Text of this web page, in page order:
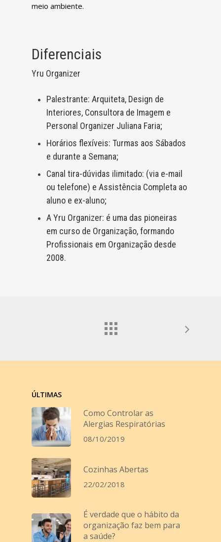
meio ambiente.
Diferenciais
Yru Organizer
Palestrante: Arquiteta, Design de
Interiores, Consultora de Imagem e
Personal Organizer Juliana Faria;
Horários flexíveis: Turmas aos Sábados
e durante a Semana;
Canal tira-dúvidas ilimitado: (via e-mail
ou telefone) e Assistência Completa ao
aluno e ex-aluno;
A Yru Organizer: é uma das pioneiras
em curso de Organização, formando
Profissionais em Organização desde
2008.
ÚLTIMAS
Como Controlar as
Alergias Respiratórias
08/10/2019
Cozinhas Abertas
22/02/2018
É verdade que o hábito da
organização faz bem para
a saúde?